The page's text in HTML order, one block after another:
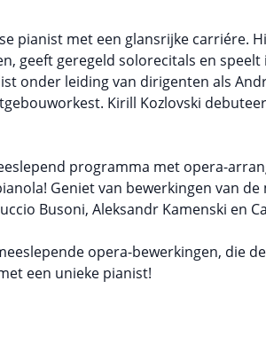
pianist met een glansrijke carriére.
geeft geregeld solorecitals en
onder leiding van dirigenten als
Kirill Kozlovski
programma met opera-
Geniet van bewerkingen van
Busoni, Aleksandr Kamenski en
opera-bewerkingen, die
een unieke pianist!